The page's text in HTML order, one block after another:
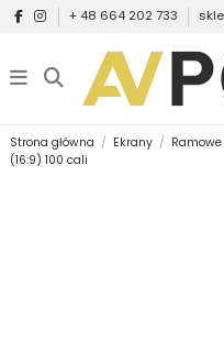
+ 48 664 202 733
Strona główna Ekrany Ramowe
(16:9) 100 cali